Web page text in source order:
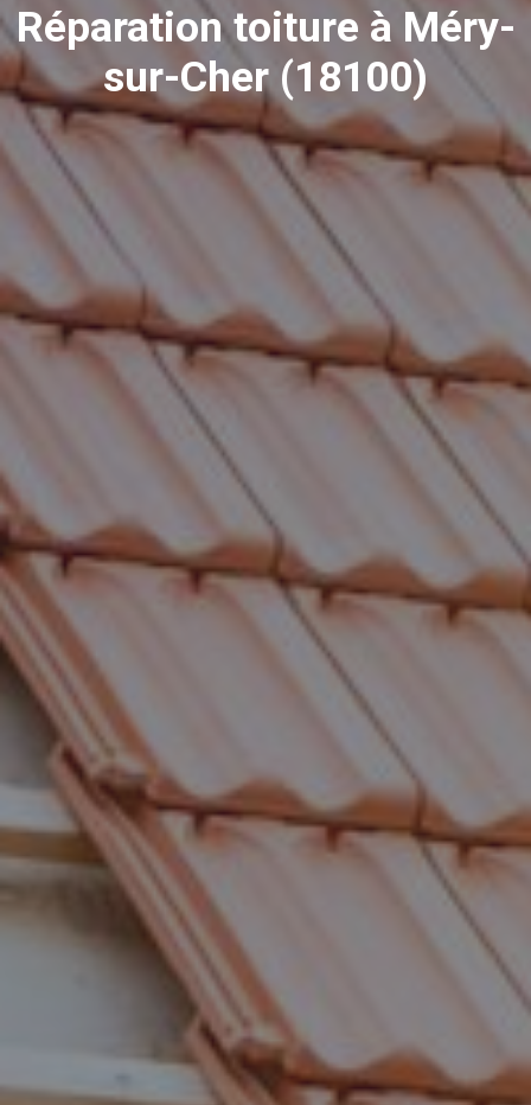
Réparation toiture à Méry-
sur-Cher (18100)